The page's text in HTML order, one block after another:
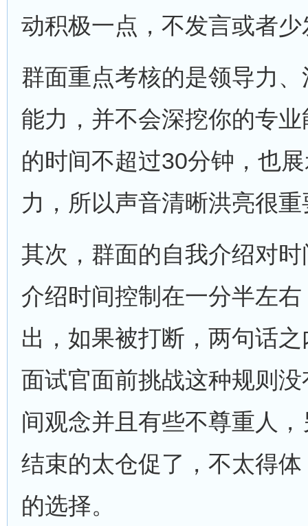
动积极一点，不发言或者
群面重点考核的是领导力
能力，并不会深挖你的专
的时间不超过30分钟，也
力，所以声音清晰洪亮很重
其次，群面的自我介绍对
介绍时间控制在一分半左
出，如果被打断，两句话
面试官面前挑战这种规则
间观念并且有些不尊重人
结束的太仓促了，不太得
的选择。